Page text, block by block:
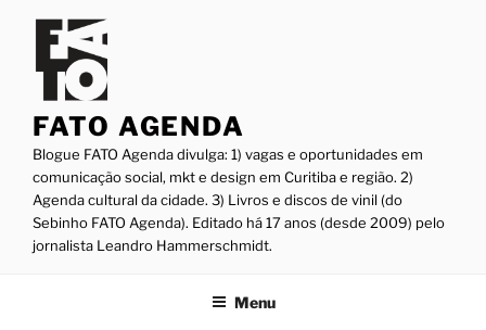
conteúdo
FATO AGENDA
Blogue FATO Agenda divulga: 1) vagas e oportunidades em
comunicação social, mkt e design em Curitiba e região. 2)
Agenda cultural da cidade. 3) Livros e discos de vinil (do
Sebinho FATO Agenda). Editado há 17 anos (desde 2009) pelo
jornalista Leandro Hammerschmidt.
Menu